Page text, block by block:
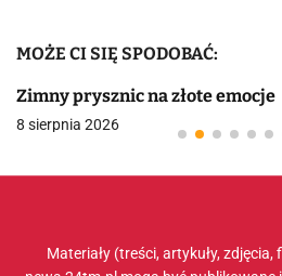
MOŻE CI SIĘ SPODOBAĆ:
Zimny prysznic na złote emocje
8 sierpnia 2026
Materiały (treści, artykuły,